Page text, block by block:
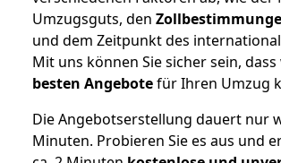
Umzugsguts, den
und dem Zeitpunkt des
Mit uns können Sie sicher sein,
besten Angebotefür Ihren Umzug
Die Angebotserstellung dauert nur
Minuten. Probieren Sie es aus und